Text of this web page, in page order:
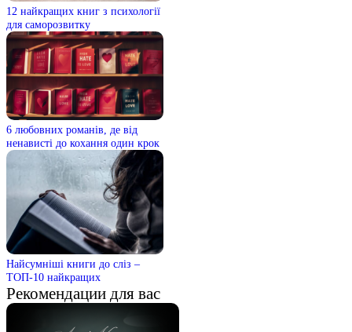
12 найкращих книг з психології
для саморозвитку
6 любовних романів, де від
ненависті до кохання один крок
Найсумніші книги до сліз –
ТОП-10 найкращих
Рекомендации для вас